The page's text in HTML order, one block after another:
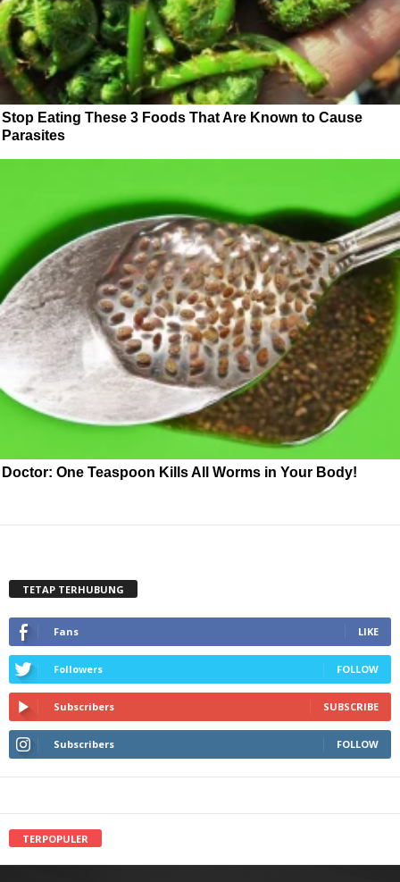
Stop Eating These 3 Foods That Are Known to Cause
Parasites
Doctor: One Teaspoon Kills All Worms in Your Body!
TETAP TERHUBUNG
Fans LIKE
Followers FOLLOW
Subscribers SUBSCRIBE
Subscribers FOLLOW